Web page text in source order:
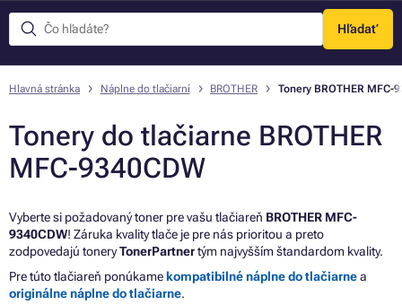
Hľadať
Menu
Hlavná stránka Náplne do tlačiarní BROTHER Tonery BROTHER MFC-
Tonery do tlačiarne BROTHER
MFC-9340CDW
Vyberte si požadovaný toner pre vašu tlačiareň BROTHER MFC-
9340CDW! Záruka kvality tlače je pre nás prioritou a preto
zodpovedajú toneryTonerPartnertým najvyšším štandardom kvality.
Pre túto tlačiareň ponúkame kompatibilné náplne do tlačiarnea
originálne náplne do tlačiarne.